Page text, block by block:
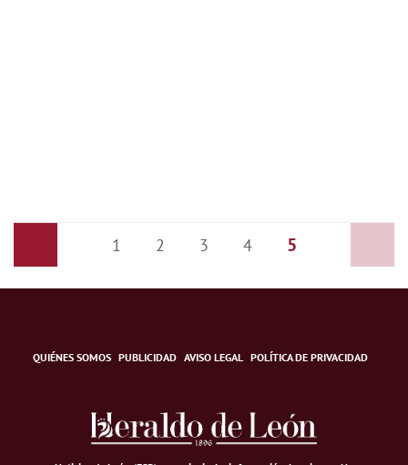
1 2 3 4 5
QUIÉNES SOMOS PUBLICIDAD AVISO LEGAL POLÍTICA DE PRIVACIDAD